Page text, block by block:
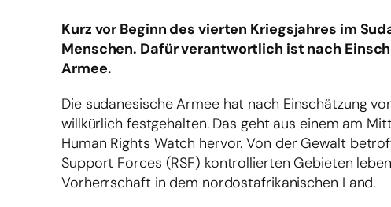
Kurz vor Beginn des vierten Kriegsjahres im
Menschen. Dafür verantwortlich ist nach
Armee.
Die sudanesische Armee hat nach Einschätzung
willkürlich festgehalten. Das geht aus einem am
Human Rights Watch hervor. Von der Gewalt
Support Forces (RSF) kontrollierten Gebieten
Vorherrschaft in dem nordostafrikanischen Land.